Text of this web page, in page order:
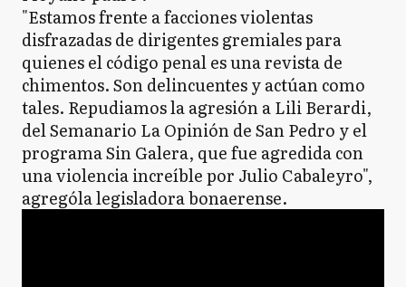
"Estamos frente a facciones violentas
disfrazadas de dirigentes gremiales para
quienes el código penal es una revista de
chimentos. Son delincuentes y actúan como
tales. Repudiamos la agresión a Lili Berardi,
del Semanario La Opinión de San Pedro y el
programa Sin Galera, que fue agredida con
una violencia increíble por Julio Cabaleyro",
agrególa legisladora bonaerense.